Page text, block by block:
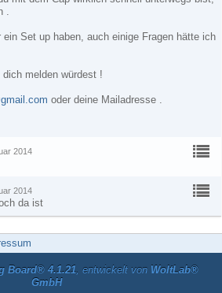
.
ein Set up haben, auch einige Fragen hätte ich
melden würdest !
oder deine Mailadresse .
2014
2014
da ist
Board® 4.1.21, entwickelt von WoltLab®
GmbH